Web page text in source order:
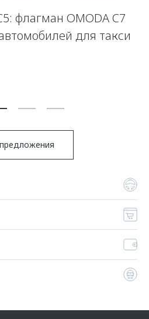
флагман OMODA C7
для такси